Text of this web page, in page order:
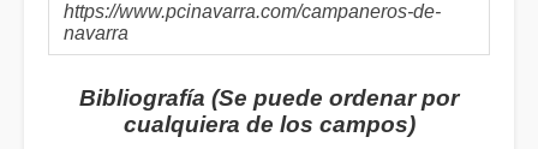
https://www.pcinavarra.com/campaneros-de-
navarra
Bibliografía (Se puede ordenar por
cualquiera de los campos)